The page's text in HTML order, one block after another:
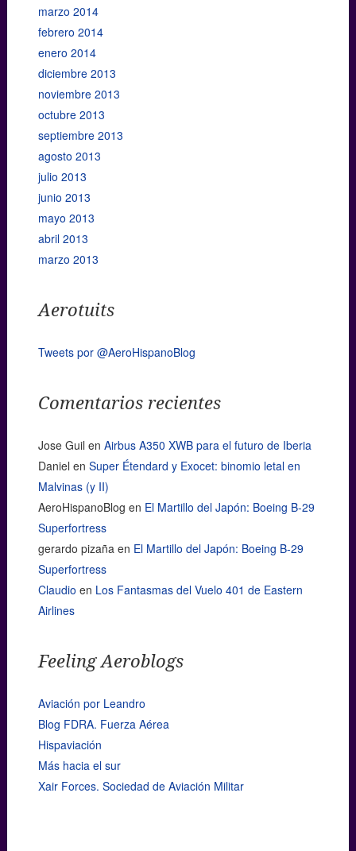
marzo 2014
febrero 2014
enero 2014
diciembre 2013
noviembre 2013
octubre 2013
septiembre 2013
agosto 2013
julio 2013
junio 2013
mayo 2013
abril 2013
marzo 2013
Aerotuits
Tweets por @AeroHispanoBlog
Comentarios recientes
Jose Guil en Airbus A350 XWB para el futuro de Iberia
Daniel en Super Étendard y Exocet: binomio letal en
Malvinas (y II)
AeroHispanoBlog en El Martillo del Japón: Boeing B-29
Superfortress
gerardo pizañaen El Martillo del Japón: Boeing B-29
Superfortress
Claudio en Los Fantasmas del Vuelo 401 de Eastern
Airlines
Feeling Aeroblogs
Aviación por Leandro
Blog FDRA. Fuerza Aérea
Hispaviación
Más hacia el sur
Xair Forces. Sociedad de Aviación Militar